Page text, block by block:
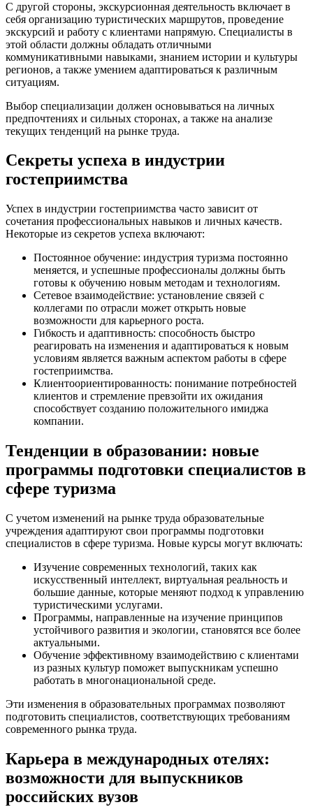
С другой стороны, экскурсионная деятельность включает в
себя организацию туристических маршрутов, проведение
экскурсий и работу с клиентами напрямую. Специалисты в
этой области должны обладать отличными
коммуникативными навыками, знанием истории и культуры
регионов, а также умением адаптироваться к различным
ситуациям.
Выбор специализации должен основываться на личных
предпочтениях и сильных сторонах, а также на анализе
текущих тенденций на рынке труда.
Секреты успеха в индустрии
гостеприимства
Успех в индустрии гостеприимства часто зависит от
сочетания профессиональных навыков и личных качеств.
Некоторые из секретов успеха включают:
Постоянное обучение: индустрия туризма постоянно
меняется, и успешные профессионалы должны быть
готовы к обучению новым методам и технологиям.
Сетевое взаимодействие: установление связей с
коллегами по отрасли может открыть новые
возможности для карьерного роста.
Гибкость и адаптивность: способность быстро
реагировать на изменения и адаптироваться к новым
условиям является важным аспектом работы в сфере
гостеприимства.
Клиентоориентированность: понимание потребностей
клиентов и стремление превзойти их ожидания
способствует созданию положительного имиджа
компании.
Тенденции в образовании: новые
программы подготовки специалистов в
сфере туризма
С учетом изменений на рынке труда образовательные
учреждения адаптируют свои программы подготовки
специалистов в сфере туризма. Новые курсы могут включать:
Изучение современных технологий, таких как
искусственный интеллект, виртуальная реальность и
большие данные, которые меняют подход к управлению
туристическими услугами.
Программы, направленные на изучение принципов
устойчивого развития и экологии, становятся все более
актуальными.
Обучение эффективному взаимодействию с клиентами
из разных культур поможет выпускникам успешно
работать в многонациональной среде.
Эти изменения в образовательных программах позволяют
подготовить специалистов, соответствующих требованиям
современного рынка труда.
Карьера в международных отелях:
возможности для выпускников
российских вузов